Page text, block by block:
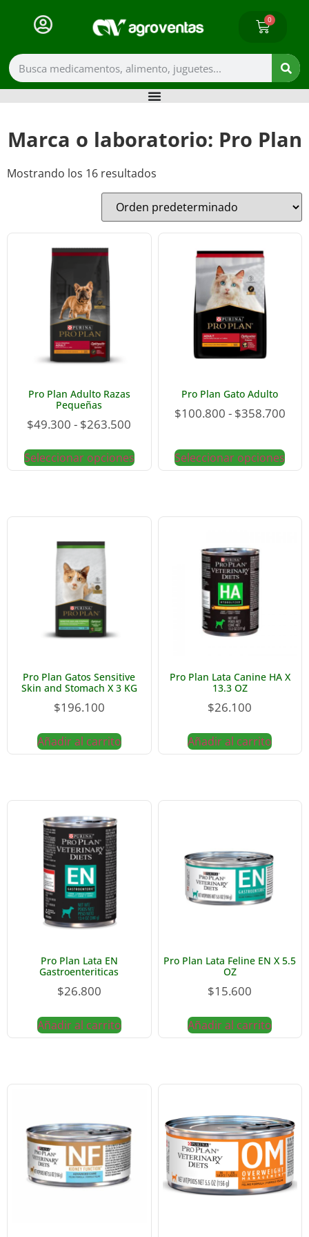
0
Marca o laboratorio: Pro Plan
Mostrando los 16 resultados
Pro Plan Adulto Razas
Pequeñas
$49.300 - $263.500
Seleccionar opciones
Pro Plan Gato Adulto
$100.800 - $358.700
Seleccionar opciones
Pro Plan Gatos Sensitive
Skin and Stomach X 3 KG
$196.100
Añadir al carrito
Pro Plan Lata Canine HA X
13.3 OZ
$26.100
Añadir al carrito
Pro Plan Lata EN
Gastroenteriticas
$26.800
Añadir al carrito
Pro Plan Lata Feline EN X 5.5
OZ
$15.600
Añadir al carrito